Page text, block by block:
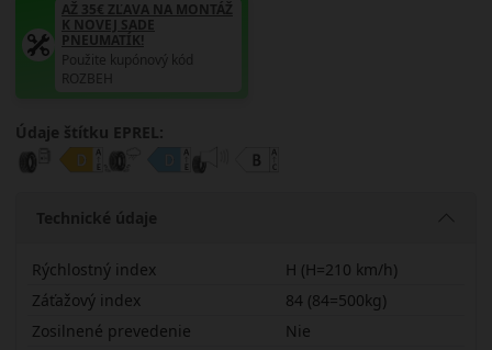
AŽ 35€ ZĽAVA NA MONTÁŽ
K NOVEJ SADE
PNEUMATÍK!
Použite kupónový kód
ROZBEH
Údaje štítku EPREL:
Technické údaje
Rýchlostný index
H (H=210 km/h)
Záťažový index
84 (84=500kg)
Zosilnené prevedenie
Nie